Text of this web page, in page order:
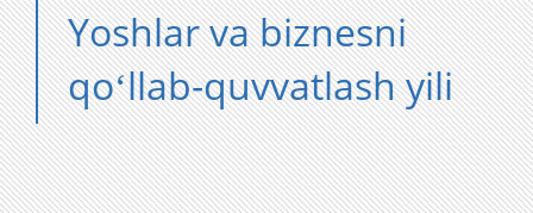
Yoshlar va biznesni
qoʻllab-quvvatlash yili